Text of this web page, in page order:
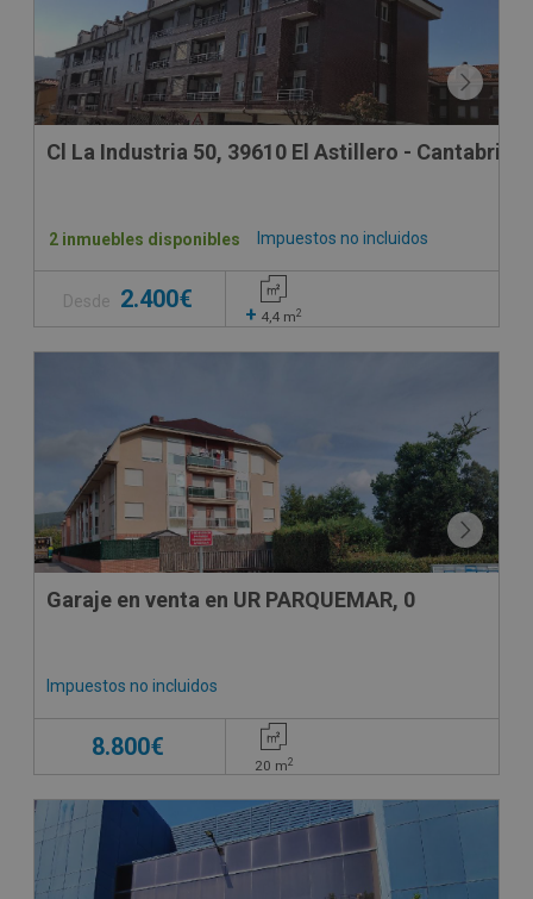
Cl La Industria 50, 39610 El Astillero - Cantabria
Impuestos no incluidos
2 inmuebles disponibles
Desde 2.400€
+ 4,4 m2
Garaje en venta en UR PARQUEMAR, 0
Impuestos no incluidos
8.800€
20 m2